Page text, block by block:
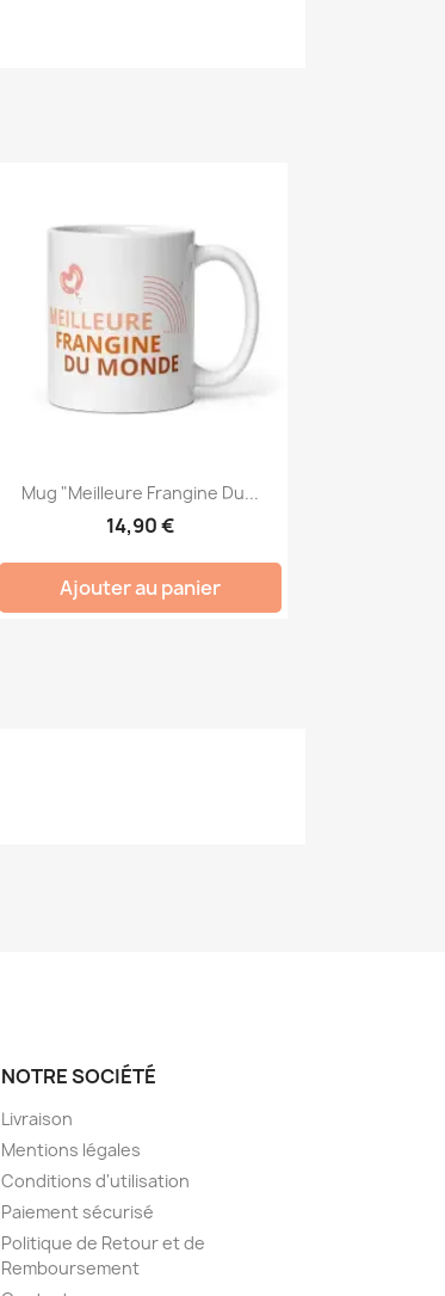
Mug "Meilleure Frangine Du...
14,90 €
Ajouter au panier
NOTRE SOCIÉTÉ
Livraison
Mentions légales
Conditions d'utilisation
Paiement sécurisé
Politique de Retour et de
Remboursement